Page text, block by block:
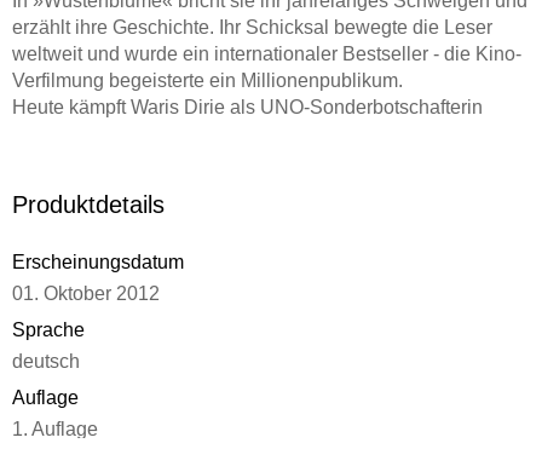
erzählt ihre Geschichte. Ihr Schicksal bewegte die Leser
weltweit und wurde ein internationaler Bestseller - die Kino-
Verfilmung begeisterte ein Millionenpublikum.
Heute kämpft Waris Dirie als UNO-Sonderbotschafterin
hat, die von allen Menschen geteilt wird: die Achtung vor der
Produktdetails
Erscheinungsdatum
01. Oktober 2012
Sprache
deutsch
Auflage
1. Auflage